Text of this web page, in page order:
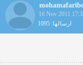
16 Nov 2011
ارسالها: 1095